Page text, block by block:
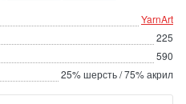
YarnArt
225
590
25% шерсть / 75% акрил